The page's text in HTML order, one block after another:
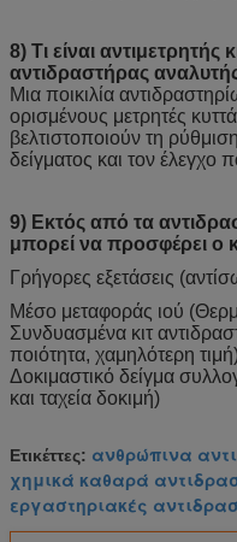
8) Τι είναι
αντιδραστήρας
Μια ποικιλία
ορισμένους μετρητές
βελτιστοποιούν τη
δείγματος και τον έλεγχο
9) Εκτός από τα
μπορεί να προσφέρει ο
Γρήγορες εξετάσεις
Μέσο μεταφοράς ιού
Συνδυασμένα κιτ
ποιότητα, χαμηλότερη
Δοκιμαστικό δείγμα
και ταχεία δοκιμή)
Ετικέττες: ανθρώπινα
χημικά καθαρά
εργαστηριακές